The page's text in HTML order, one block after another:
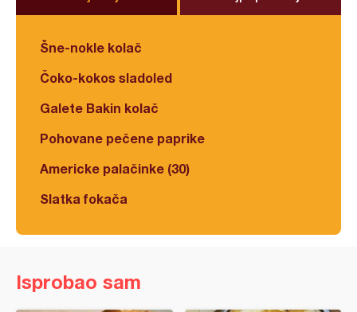
Šne-nokle kolač
Čoko-kokos sladoled
Galete Bakin kolač
Pohovane pečene paprike
Americke palačinke (30)
Slatka fokača
Isprobao sam